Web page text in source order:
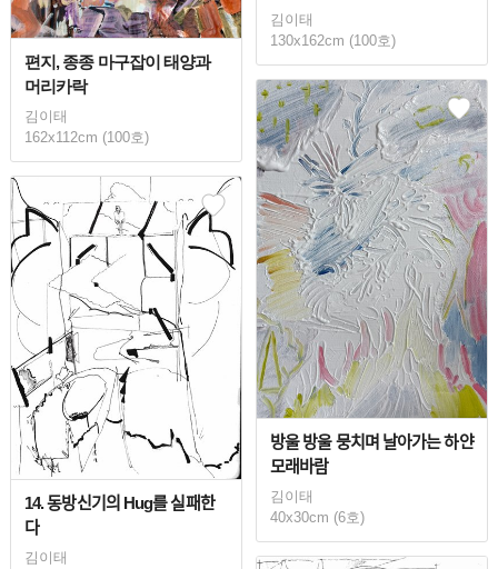
편지, 종종 마구잡이 태양과
머리카락
김이태
162x112cm (100호)
김이태
130x162cm (100호)
방울 방울 뭉치며 날아가는 하얀
모래바람
김이태
40x30cm (6호)
14. 동방신기의 Hug를 실패한
다
김이태